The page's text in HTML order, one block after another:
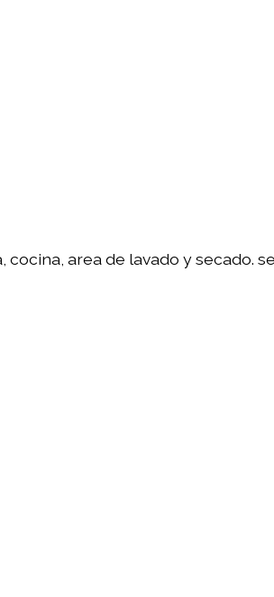
cocina, area de lavado y secado.